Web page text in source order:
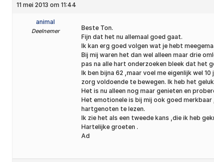
11 mei 2013 om 11:44
animal
Deelnemer
Beste Ton.
Fijn dat het nu allemaal goed gaat.
Ik kan erg goed volgen wat je hebt
Bij mij waren het dan wel alleen maar drie
pas na alle hart onderzoeken bleek dat het
Ik ben bijna 62 ,maar voel me eigenlijk wel
zorg voldoende te bewegen. Ik heb het
Het is nu alleen nog maar genieten en
Het emotionele is bij mij ook goed
hartgenoten te lezen.
Ik zie het als een tweede kans ,die ik heb
Hartelijke groeten .
Ad